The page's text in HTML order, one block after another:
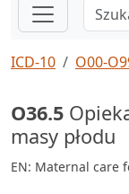
ICD-10 O00-
O36.5
masy płodu
EN: Maternal care